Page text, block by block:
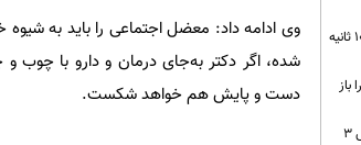
معمای ریاضی؛ رکورد حل این چالش 10 ثانیه
معمای تصویری تک شاخ ها / تشخیص 3
وی ادامه داد: معضل اجتماعی را باید به
شده، اگر دکتر به‌جای درمان و دارو با چوب
دست و پایش هم خواهد شکست.